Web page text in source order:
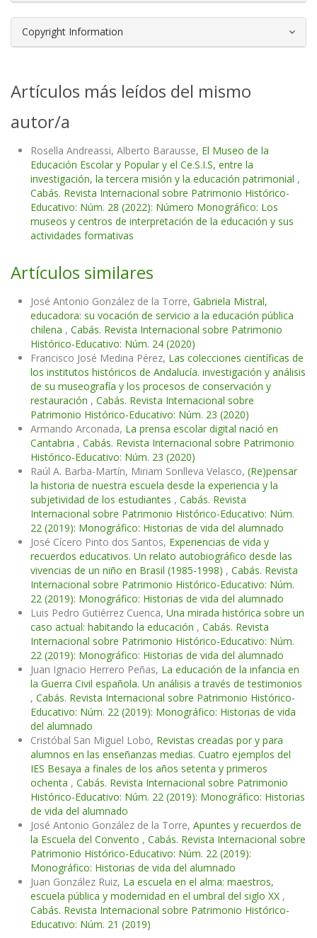
Copyright Information
Artículos más leídos del mismo
autor/a
Rosella Andreassi, Alberto Barausse, El Museo de la
Educación Escolar y Popular y el Ce.S.I.S, entre la
investigación, la tercera misión y la educación patrimonial ,
Cabás. Revista Internacional sobre Patrimonio Histórico-
Educativo: Núm. 28 (2022): Número Monográfico: Los
museos y centros de interpretación de la educación y sus
actividades formativas
Artículos similares
José Antonio González de la Torre, Gabriela Mistral,
educadora: su vocación de servicio a la educación pública
chilena , Cabás. Revista Internacional sobre Patrimonio
Histórico-Educativo: Núm. 24 (2020)
Francisco José Medina Pérez, Las colecciones científicas de
los institutos históricos de Andalucía. investigación y análisis
de su museografía y los procesos de conservación y
restauración , Cabás. Revista Internacional sobre
Patrimonio Histórico-Educativo: Núm. 23 (2020)
Armando Arconada, La prensa escolar digital nació en
Cantabria , Cabás. Revista Internacional sobre Patrimonio
Histórico-Educativo: Núm. 23 (2020)
Raúl A. Barba-Martín, Miriam Sonlleva Velasco, (Re)pensar
la historia de nuestra escuela desde la experiencia y la
subjetividad de los estudiantes , Cabás. Revista
Internacional sobre Patrimonio Histórico-Educativo: Núm.
22 (2019): Monográfico: Historias de vida del alumnado
José Cícero Pinto dos Santos, Experiencias de vida y
recuerdos educativos. Un relato autobiográfico desde las
vivencias de un niño en Brasil (1985-1998) , Cabás. Revista
Internacional sobre Patrimonio Histórico-Educativo: Núm.
22 (2019): Monográfico: Historias de vida del alumnado
Luis Pedro Gutiérrez Cuenca, Una mirada histórica sobre un
caso actual: habitando la educación , Cabás. Revista
Internacional sobre Patrimonio Histórico-Educativo: Núm.
22 (2019): Monográfico: Historias de vida del alumnado
Juan Ignacio Herrero Peñas, La educación de la infancia en
la Guerra Civil española. Un análisis a través de testimonios
, Cabás. Revista Internacional sobre Patrimonio Histórico-
Educativo: Núm. 22 (2019): Monográfico: Historias de vida
del alumnado
Cristóbal San Miguel Lobo, Revistas creadas por y para
alumnos en las enseñanzas medias. Cuatro ejemplos del
IES Besaya a finales de los años setenta y primeros
ochenta , Cabás. Revista Internacional sobre Patrimonio
Histórico-Educativo: Núm. 22 (2019): Monográfico: Historias
de vida del alumnado
José Antonio González de la Torre, Apuntes y recuerdos de
la Escuela del Convento , Cabás. Revista Internacional sobre
Patrimonio Histórico-Educativo: Núm. 22 (2019):
Monográfico: Historias de vida del alumnado
Juan González Ruiz, La escuela en el alma: maestros,
escuela pública y modernidad en el umbral del siglo XX ,
Cabás. Revista Internacional sobre Patrimonio Histórico-
Educativo: Núm. 21 (2019)